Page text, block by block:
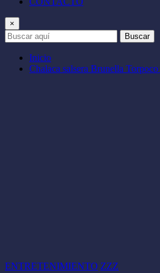
×
Buscar
Inicio
Chalaca salsera Brunella
ENTRETENIMIENTO ZZZ